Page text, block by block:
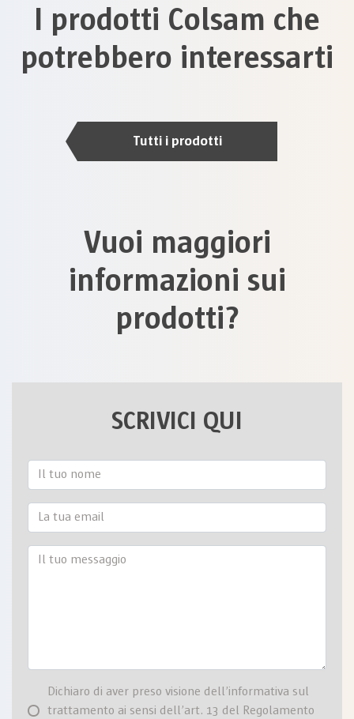
I prodotti Colsam che
potrebbero interessarti
Tutti i prodotti
Vuoi maggiori
informazioni sui
prodotti?
SCRIVICI QUI
Dichiaro di aver preso visione dell’informativa sul
trattamento ai sensi dell’art. 13 del Regolamento